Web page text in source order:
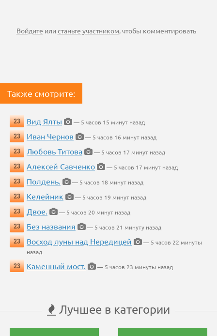
Войдите илистаньте участником, чтобы комментировать
Также смотрите:
23 Вид Ялты
— 5 часов 15 минут назад
23
Иван Чернов
— 5 часов 16 минут назад
23
Любовь Титова
— 5 часов 17 минут назад
23
Алексей Савченко
— 5 часов 17 минут назад
23
Полдень.
— 5 часов 18 минут назад
23
Келейник
— 5 часов 19 минут назад
23
Двое.
— 5 часов 20 минут назад
23
Без названия
— 5 часов 21 минуту назад
23
Восход луны над Нередицей
— 5 часов 22 минуты
назад
23
Каменный мост. — 5 часов 23 минуты назад
Лучшее в категории